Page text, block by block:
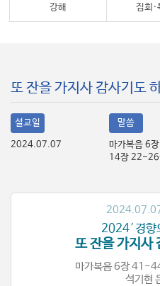
강해 집회·
또 잔을 가지사 감사기도
설교일
2024.07.07
말씀
마가복음 6
14장 22-26
2024.07.07
2024′경
또 잔을 가지사
마가복음 6장 41-
석기현